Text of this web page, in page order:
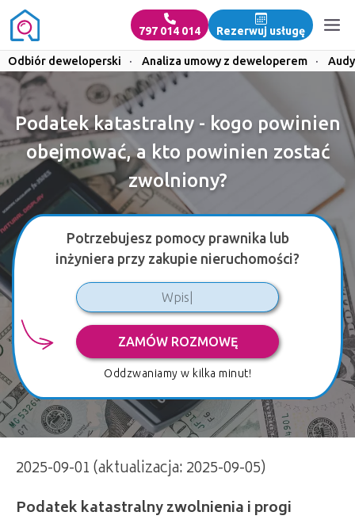
797 014 014 Rezerwuj usługę
Odbiór deweloperski · Analiza umowy z deweloperem ·
Podatek katastralny - kogo powinien
obejmować, a kto powinien zostać
zwolniony?
Potrzebujesz pomocy prawnika lub
inżyniera przy zakupie nieruchomości?
ZAMÓW ROZMOWĘ
Oddzwaniamy w kilka minut!
2025-09-01 (aktualizacja: 2025-09-05)
Podatek katastralny zwolnienia i progi